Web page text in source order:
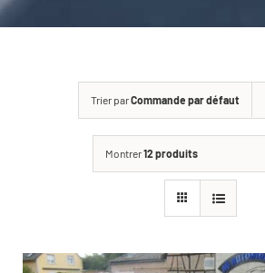
Trier parCommande par défaut
Montrer12 produits